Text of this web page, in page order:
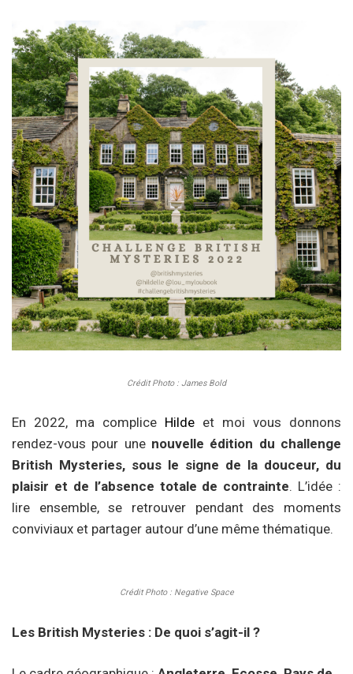
Crédit Photo : James Bold
En 2022, ma complice Hilde et moi vous donnons
rendez-vous pour une nouvelle édition du challenge
British Mysteries, sous le signe de la douceur, du
plaisir et de l’absence totale de contrainte. L’idée :
lire ensemble, se retrouver pendant des moments
conviviaux et partager autour d’une même thématique.
Crédit Photo : Negative Space
Les British Mysteries : De quoi s’agit-il ?